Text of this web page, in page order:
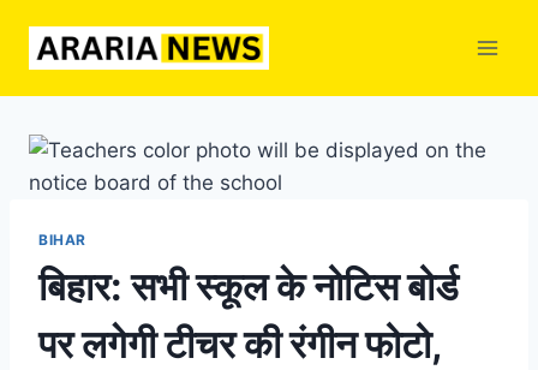
BIHAR
बिहार: सभी स्‍कूल के नोटिस बोर्ड
पर लगेगी टीचर की रंगीन फोटो,